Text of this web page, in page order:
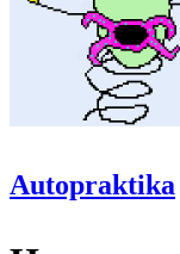
Autopraktika